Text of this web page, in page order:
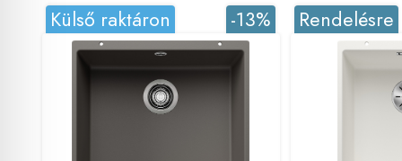
-13%
Külső raktáron Rendelésre